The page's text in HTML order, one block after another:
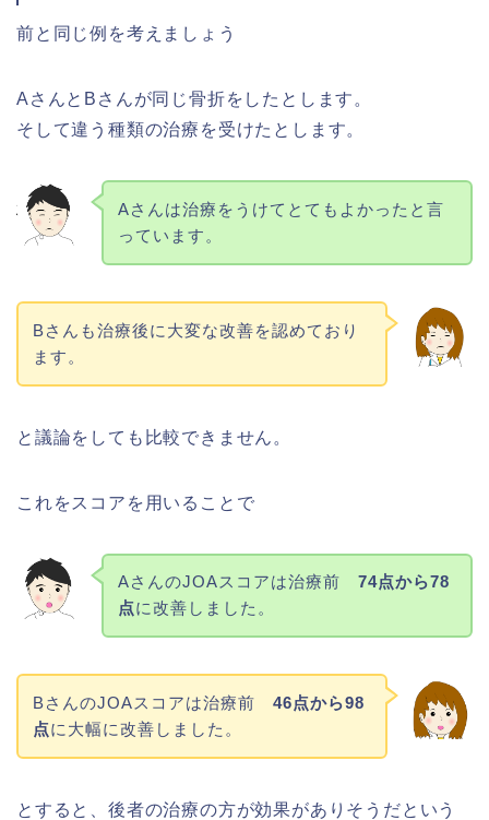
前と同じ例を考えましょう
AさんとBさんが同じ骨折をしたとします。
そして違う種類の治療を受けたとします。
Aさんは治療をうけてとてもよかったと言
っています。
Bさんも治療後に大変な改善を認めており
ます。
と議論をしても比較できません。
これをスコアを用いることで
AさんのJOAスコアは治療前 74点から78
点に改善しました。
BさんのJOAスコアは治療前 46点から98
点に大幅に改善しました。
とすると、後者の治療の方が効果がありそうだという